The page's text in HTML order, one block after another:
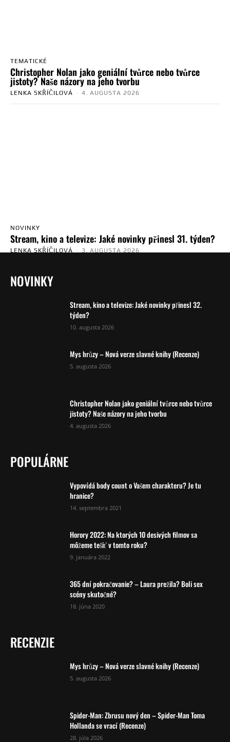
TEMATICKÉ
Christopher Nolan jako geniální tvůrce nebo tvůrce
jistoty? Naše názory na jeho tvorbu
LENKA SKŘÍČILOVÁ - 4. AUGUSTA 2026
NOVINKY
Stream, kino a televize: Jaké novinky přinesl 31. týden?
LENKA SKŘÍČILOVÁ - 3. AUGUSTA 2026
NOVINKY
Stream, kino a televize: Jaké novinky přinesl 32.
týden?
10. augusta 2026
Mys hrůzy – Nová verze slavné knihy (Recenze)
5. augusta 2026
Christopher Nolan jako geniální tvůrce nebo tvůrce
jistoty? Naše názory na jeho tvorbu
4. augusta 2026
POPULÁRNE
Vypovídá body count o Vašem charakteru? Je tu
hranice?
14. septembra 2021
Horory 2022: Na ktorých 10 desivých filmov sa
môžeme tešiť v tomto roku?
9. januára 2022
365 dní pokračovanie? – Laura prežila? Boli sex
scény skutočné?
18. júna 2020
RECENZIE
Mys hrůzy – Nová verze slavné knihy (Recenze)
5. augusta 2026
Spider-Man: Zbrusu nový den – Spider-Man Toma
Hollanda se vrací (Recenze)
28. júla 2026